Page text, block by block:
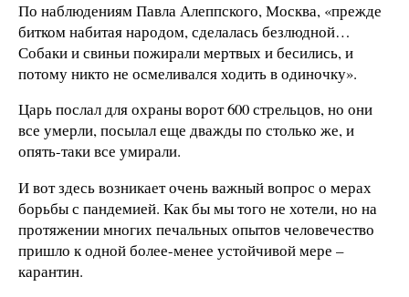
По наблюдениям Павла Алеппского, Москва, «прежде
битком набитая народом, сделалась безлюдной…
Собаки и свиньи пожирали мертвых и бесились, и
потому никто не осмеливался ходить в одиночку».
Царь послал для охраны ворот 600 стрельцов, но они
все умерли, посылал еще дважды по столько же, и
опять-таки все умирали.
И вот здесь возникает очень важный вопрос о мерах
борьбы с пандемией. Как бы мы того не хотели, но на
протяжении многих печальных опытов человечество
пришло к одной более-менее устойчивой мере –
карантин.